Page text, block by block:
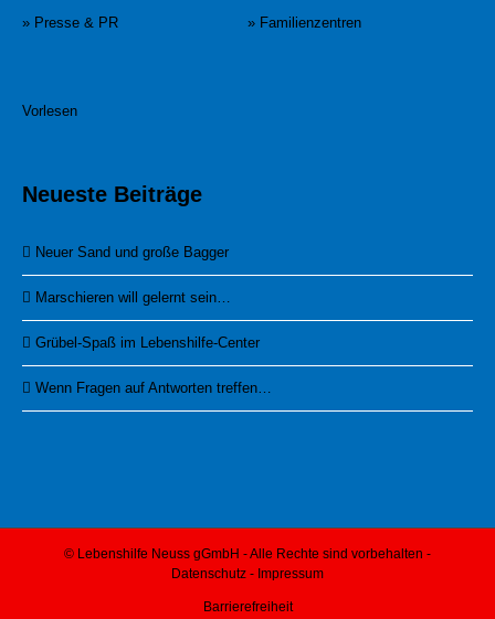
» Presse & PR
» Familienzentren
Vorlesen
Neueste Beiträge
Neuer Sand und große Bagger
Marschieren will gelernt sein…
Grübel-Spaß im Lebenshilfe-Center
Wenn Fragen auf Antworten treffen…
© Lebenshilfe Neuss gGmbH - Alle Rechte sind vorbehalten -
Datenschutz - Impressum
Barrierefreiheit